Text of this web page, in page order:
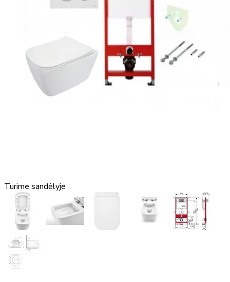
Turime sandėlyje